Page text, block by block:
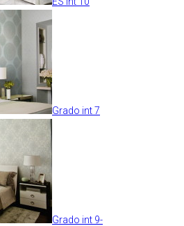
Grado int 7
Grado int 9-